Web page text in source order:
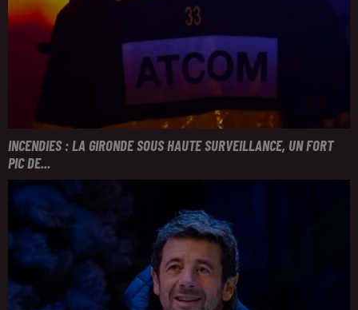
INCENDIES : LA GIRONDE SOUS HAUTE SURVEILLANCE, UN FORT
PIC DE...